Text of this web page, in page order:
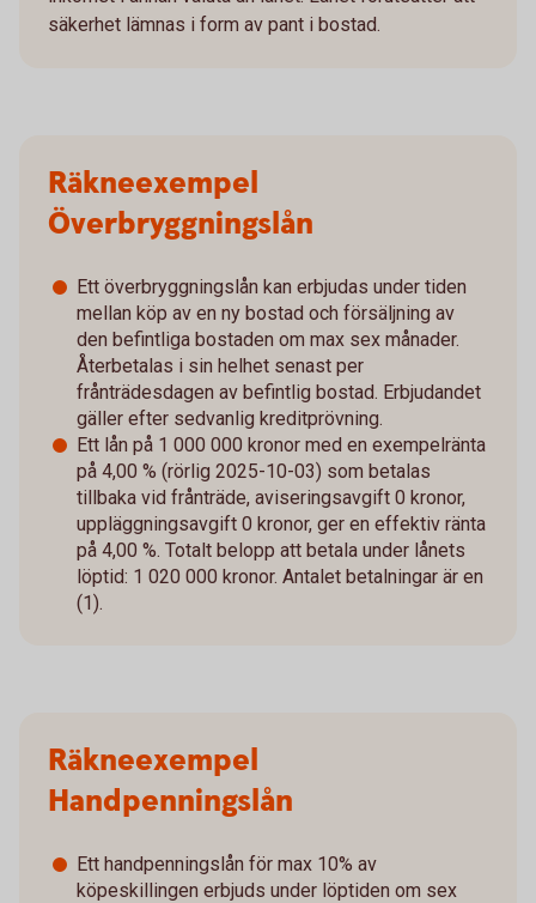
säkerhet lämnas i form av pant i bostad.
Räkneexempel
Överbryggningslån
Ett överbryggningslån kan erbjudas under tiden
mellan köp av en ny bostad och försäljning av
den befintliga bostaden om max sex månader.
Återbetalas i sin helhet senast per
frånträdesdagen av befintlig bostad. Erbjudandet
gäller efter sedvanlig kreditprövning.
Ett lån på 1 000 000 kronor med en exempelränta
på 4,00 % (rörlig 2025-10-03) som betalas
tillbaka vid frånträde, aviseringsavgift 0 kronor,
uppläggningsavgift 0 kronor, ger en effektiv ränta
på 4,00 %. Totalt belopp att betala under lånets
löptid: 1 020 000 kronor. Antalet betalningar är en
(1).​
Räkneexempel
Handpenningslån
Ett handpenningslån för max 10% av
köpeskillingen erbjuds under löptiden om sex